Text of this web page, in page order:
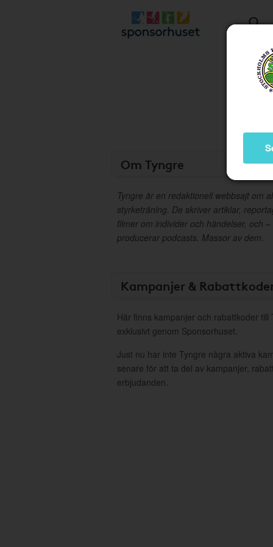
Om Tyngre
Tyngre är en redaktionell webbsajt om
styrketräning. De skriver artiklar,
filmer om individer och händelser, och
producerar podcasts. Massor av dem.
Kampanjer &
Här finns kampanjer och rabattkoder till
exklusivt genom Sponsorhuset.
Just nu har inte Tyngre några aktiva
senare för att ta del av kampanjer,
erbjudanden.